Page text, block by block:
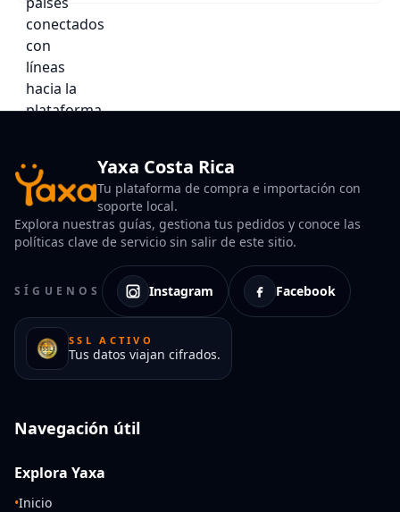
Yaxa Costa Rica
Tu plataforma de compra e importación con
soporte local.
Explora nuestras guías, gestiona tus pedidos y conoce las
políticas clave de servicio sin salir de este sitio.
SÍGUENOS Instagram Facebook
SSL ACTIVO
Tus datos viajan cifrados.
Navegación útil
Explora Yaxa
•Inicio